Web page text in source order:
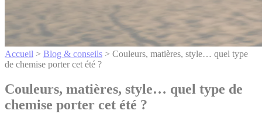
Accueil > Blog & conseils > Couleurs, matières, style… quel type
de chemise porter cet été ?
Couleurs, matières, style… quel type de
chemise porter cet été ?